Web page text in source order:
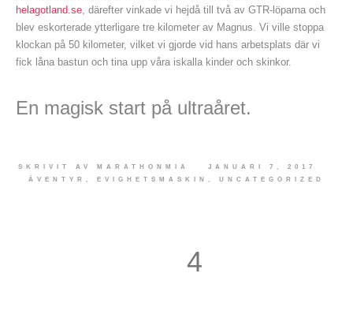
helagotland.se, därefter vinkade vi hejdå till två av GTR-löparna och
blev eskorterade ytterligare tre kilometer av Magnus. Vi ville stoppa
klockan på 50 kilometer, vilket vi gjorde vid hans arbetsplats där vi
fick låna bastun och tina upp våra iskalla kinder och skinkor.
En magisk start på ultraåret.
SKRIVIT AV MARATHONMIA
JANUARI 7, 2017
ÄVENTYR , EVIGHETSMASKIN , UNCATEGORIZED
4